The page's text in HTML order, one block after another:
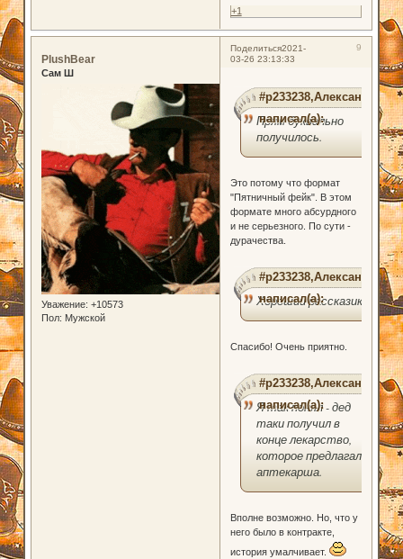
+1
Поделиться 9
2021-
03-26 23:13:33
PlushBear
Сам Ш
Уважение: +10573
Пол: Мужской
#p233238,Александер
написал(а):
Прям буквально
получилось.
Это потому что формат
"Пятничный фейк". В этом
формате много абсурдного
и не серьезного. По сути -
дурачества.
#p233238,Александер
написал(а):
Хороший рассказик.
Спасибо! Очень приятно.
#p233238,Александер
написал(а):
Я так понял - дед
таки получил в
конце лекарство,
которое предлагала
аптекарша.
Вполне возможно. Но, что у
него было в контракте,
история умалчивает.